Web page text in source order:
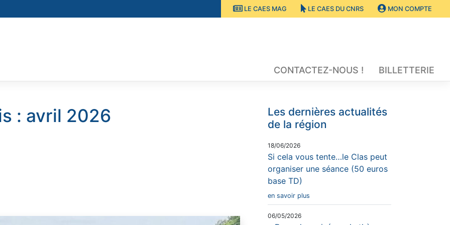
LE CAES MAG LE CAES DU CNRS MON COMPTE
CONTACTEZ-NOUS ! BILLETTERIE
: avril 2026
Les dernières actualités
de la région
18/06/2026
Si cela vous tente…le Clas peut
organiser une séance (50 euros
base TD)
en savoir plus
06/05/2026